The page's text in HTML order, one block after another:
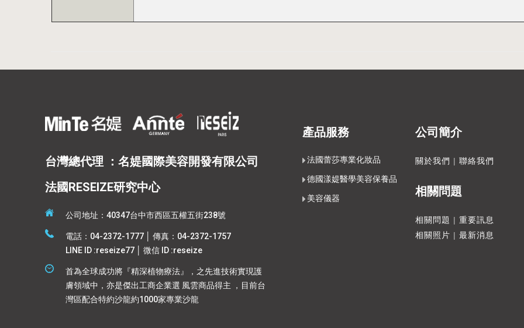
台灣總代理 ：名媞國際美容開發有限公司
法國RESEIZE研究中心
公司地址：40347台中市西區五權五街238號
電話：04-2372-1777 │ 傳真：04-2372-1757
LINE ID :reseize77 │ 微信 ID :reseize
首為全球成功將『精深植物療法』，之先進技術實現護
膚領域中，亦是傑出工商企業選 風雲商品得主 ，目前台
灣區配合特約沙龍約1000家專業沙龍
產品服務
法國蕾莎專業化妝品
德國漾媞醫學美容保養品
美容儀器
公司簡介
關於我們 | 聯絡我們
相關問題
相關問題 | 重要訊息
相關照片 | 最新消息